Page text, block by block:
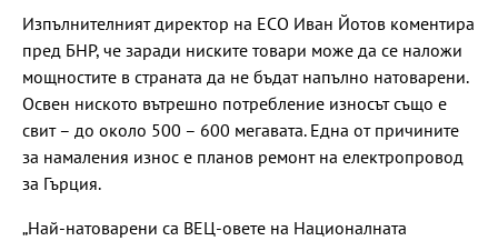
Изпълнителният директор на ЕСО Иван Йотов коментира
пред БНР, че заради ниските товари може да се наложи
мощностите в страната да не бъдат напълно натоварени.
Освен ниското вътрешно потребление износът също е
свит – до около 500 – 600 мегавата. Една от причините
за намаления износ е планов ремонт на електропровод
за Гърция.
„Най-натоварени са ВЕЦ-овете на Националната